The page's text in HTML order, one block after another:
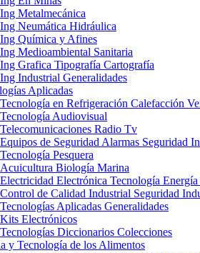
Ing Metalmecánica
Ing Neumática Hidráulica
Ing Química y Afines
Ing Medioambiental Sanitaria
Ing Grafica Tipografía Cartografía
Ing Industrial Generalidades
Aplicadas
Tecnología en Refrigeración Calefacción
Tecnología Audiovisual
Telecomunicaciones Radio Tv
Equipos de Seguridad Alarmas Seguridad
Tecnología Pesquera
Acuicultura Biología Marina
Electricidad Electrónica Tecnología Energía
Control de Calidad Industrial Seguridad
Tecnologías Aplicadas Generalidades
Kits Electrónicos
Tecnologías Diccionarios Colecciones
y Tecnología de los Alimentos